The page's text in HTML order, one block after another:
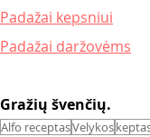
Padažai kepsniui
Padažai daržovėms
Gražių švenčių.
Alfo receptasVelykos